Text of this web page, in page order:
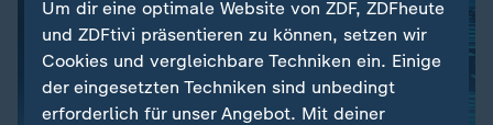
Um dir eine optimale Website von ZDF, ZDFheute
und ZDFtivi präsentieren zu können, setzen wir
Cookies und vergleichbare Techniken ein. Einige
der eingesetzten Techniken sind unbedingt
erforderlich für unser Angebot. Mit deiner